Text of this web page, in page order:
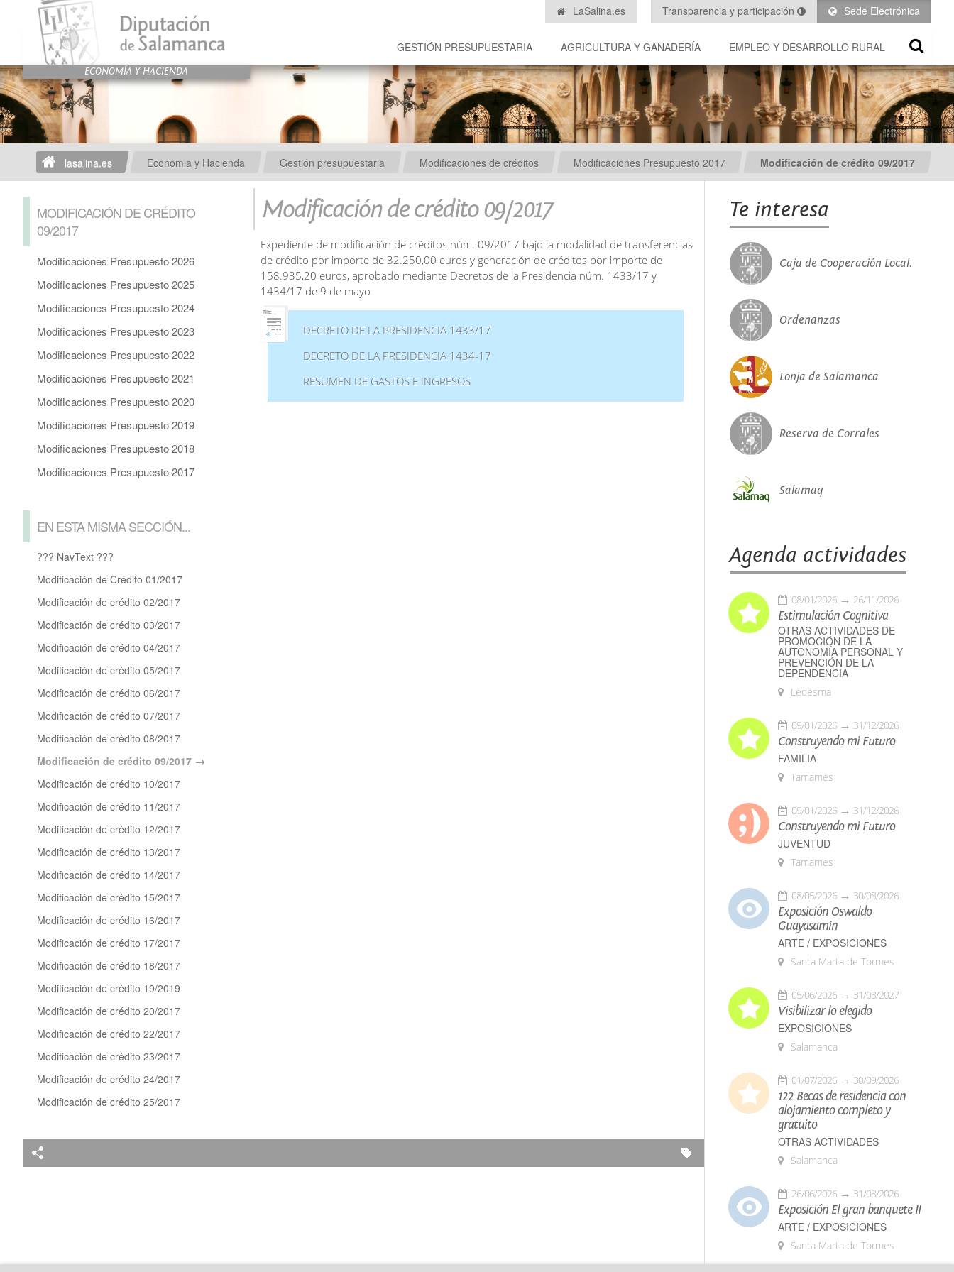
Sede Electrónica
Transparencia y participación
LaSalina.es
GESTIÓN PRESUPUESTARIA AGRICULTURA Y GANADERÍA EMPLEO Y DESARROLLO RURAL
lasalina.es Economia y Hacienda Gestión presupuestaria Modificaciones de créditos Modificaciones Presupuesto 2017 Modificación de crédito 09/2017
MODIFICACIÓN DE CRÉDITO
09/2017
Modificaciones Presupuesto 2026
Modificaciones Presupuesto 2025
Modificaciones Presupuesto 2024
Modificaciones Presupuesto 2023
Modificaciones Presupuesto 2022
Modificaciones Presupuesto 2021
Modificaciones Presupuesto 2020
Modificaciones Presupuesto 2019
Modificaciones Presupuesto 2018
Modificaciones Presupuesto 2017
EN ESTA MISMA SECCIÓN...
??? NavText ???
Modificación de Crédito 01/2017
Modificación de crédito 02/2017
Modificación de crédito 03/2017
Modificación de crédito 04/2017
Modificación de crédito 05/2017
Modificación de crédito 06/2017
Modificación de crédito 07/2017
Modificación de crédito 08/2017
Modificación de crédito 09/2017
Modificación de crédito 10/2017
Modificación de crédito 11/2017
Modificación de crédito 12/2017
Modificación de crédito 13/2017
Modificación de crédito 14/2017
Modificación de crédito 15/2017
Modificación de crédito 16/2017
Modificación de crédito 17/2017
Modificación de crédito 18/2017
Modificación de crédito 19/2019
Modificación de crédito 20/2017
Modificación de crédito 22/2017
Modificación de crédito 23/2017
Modificación de crédito 24/2017
Modificación de crédito 25/2017
Modificación de crédito 09/2017
Expediente de modificación de créditos núm. 09/2017 bajo la modalidad de transferencias
de crédito por importe de 32.250,00 euros y generación de créditos por importe de
158.935,20 euros, aprobado mediante Decretos de la Presidencia núm. 1433/17 y
1434/17 de 9 de mayo
DECRETO DE LA PRESIDENCIA 1433/17
DECRETO DE LA PRESIDENCIA 1434-17
RESUMEN DE GASTOS E INGRESOS
Te interesa
Caja de Cooperación Local.
Ordenanzas
Lonja de Salamanca
Reserva de Corrales
Salamaq
Agenda actividades
08/01/2026 26/11/2026
Estimulación Cognitiva
OTRAS ACTIVIDADES DE
PROMOCIÓN DE LA
AUTONOMÍA PERSONAL Y
PREVENCIÓN DE LA
DEPENDENCIA
Ledesma
09/01/2026 31/12/2026
Construyendo mi Futuro
FAMILIA
Tamames
09/01/2026 31/12/2026
Construyendo mi Futuro
JUVENTUD
Tamames
08/05/2026 30/08/2026
Exposición Oswaldo
Guayasamín
ARTE / EXPOSICIONES
Santa Marta de Tormes
05/06/2026 31/03/2027
Visibilizar lo elegido
EXPOSICIONES
Salamanca
01/07/2026 30/09/2026
122 Becas de residencia con
alojamiento completo y
gratuito
OTRAS ACTIVIDADES
Salamanca
26/06/2026 31/08/2026
Exposición El gran banquete II
ARTE / EXPOSICIONES
Santa Marta de Tormes